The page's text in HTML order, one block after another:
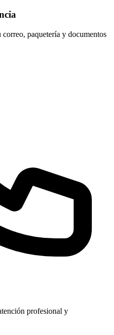
paquetería y documentos
profesional y